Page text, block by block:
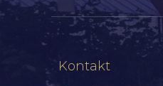
Kontakt